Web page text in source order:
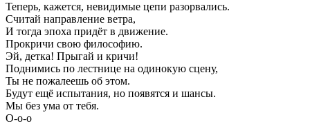
Теперь, кажется, невидимые цепи разорвались.
Считай направление ветра,
И тогда эпоха придёт в движение.
Прокричи свою философию.
Эй, детка! Прыгай и кричи!
Поднимись по лестнице на одинокую сцену,
Ты не пожалеешь об этом.
Будут ещё испытания, но появятся и шансы.
Мы без ума от тебя.
О-о-о